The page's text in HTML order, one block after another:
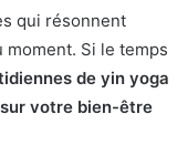
qui résonnent
Si le temps
de yin yoga
votre bien-être